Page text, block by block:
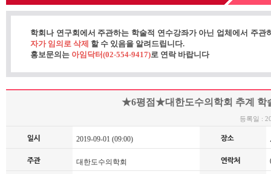
학회나 연구회에서 주관하는 학술적 연수강좌가 아닌 업체에서 주
자가 임의로 삭제 할 수 있음을 알려드립니다.
홍보문의는 아임닥터(02-554-9417)로 연락 바랍니다
★6평점★대한도수의학회 추계 학
등록일 :
2019-09-01 (09:00)
대한도수의학회